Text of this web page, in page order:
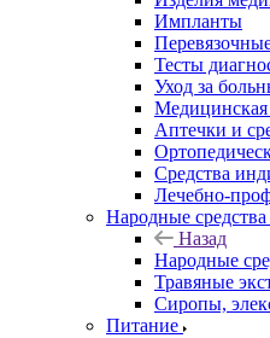
Импланты
Тесты
Уход за
Медицинская
Аптечки и
Средства
Лечебно-
Народные средства
Назад
Народные
Травяные
Сиропы,
Питание